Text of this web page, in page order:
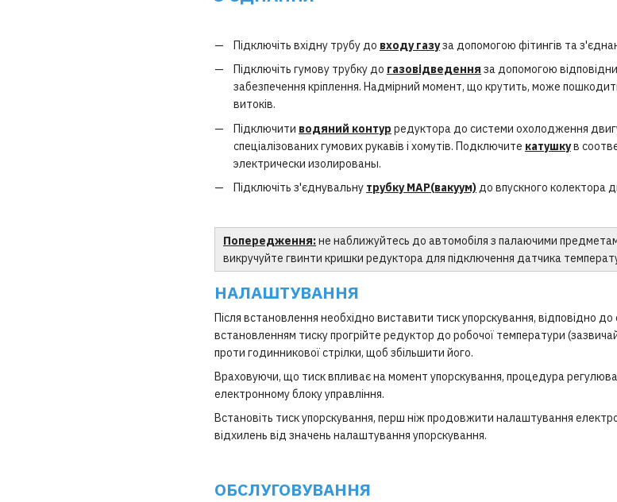
Підключіть вхідну трубу до входу газуза допомогою фітингів та
Підключіть гумову трубку до газовідведення за допомогою
забезпечення кріплення. Надмірний момент, що крутить, може
витоків.
Підключити водяний контур редуктора до системи охолодження
спеціалізованих гумових рукавів і хомутів. Подключите катушкув
электрически изолированы.
Підключіть з'єднувальну трубку MAP(вакуум)до впускного колектора
Попередження:не наближуйтесь до автомобіля з палаючими
викручуйте гвинти кришки редуктора для підключення датчика
НАЛАШТУВАННЯ
Після встановлення необхідно виставити тиск упорскування,
встановленням тиску прогрійте редуктор до робочої температури
проти годинникової стрілки, щоб збільшити його.
Враховуючи, що тиск впливає на момент упорскування, процедура
електронному блоку управління.
Встановіть тиск упорскування, перш ніж продовжити налаштування
відхилень від значень налаштування упорскування.
ОБСЛУГОВУВАННЯ